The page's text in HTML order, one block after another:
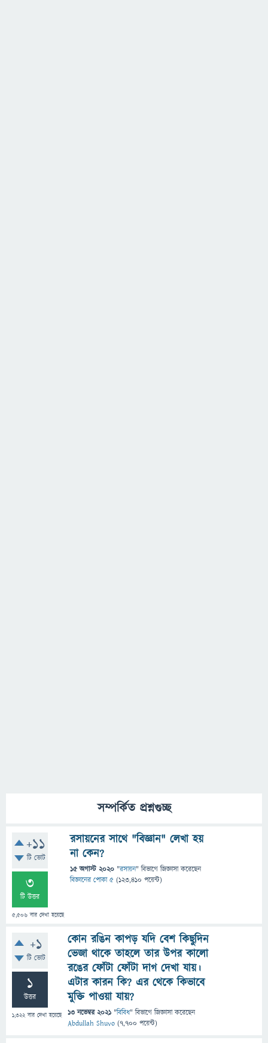
সম্পর্কিত প্রশ্নগুচ্ছ
+11
টি ভোট
3
টি উত্তর
5,506 বার দেখা হয়েছে
রসায়নের সাথে "বিজ্ঞান" লেখা হয়
না কেন?
15 অগাস্ট 2020 "রসায়ন" বিভাগে জিজ্ঞাসাকরেছেন
বিজ্ঞানের পোকা ৫ (123,410 পয়েন্ট)
+1
টি ভোট
1
উত্তর
1,322বার দেখা হয়েছে
কোন রঙিন কাপড় যদি বেশ কিছুদিন
ভেজা থাকে তাহলে তার উপর কালো
রঙের ফোঁটা ফোঁটা দাগ দেখা যায়।
এটার কারন কি? এর থেকে কিভাবে
মুক্তি পাওয়া যায়?
13 নভেম্বর 2021 "বিবিধ" বিভাগে জিজ্ঞাসাকরেছেন
Abdullah Shuvo (7,700 পয়েন্ট)